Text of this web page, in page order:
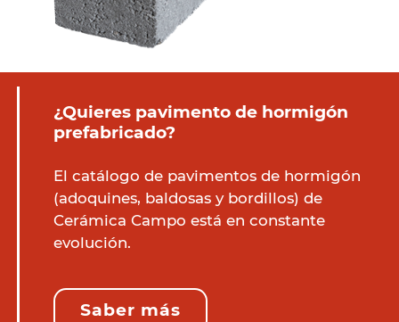
¿Quieres pavimento de hormigón
prefabricado?
El catálogo de pavimentos de hormigón
(adoquines, baldosas y bordillos) de
Cerámica Campo está en constante
evolución.
Saber más